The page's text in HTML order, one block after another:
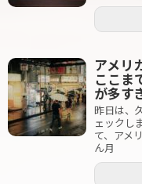
アメリ
ここま
が多す
昨日は、
ェックし
て、アメ
ん月